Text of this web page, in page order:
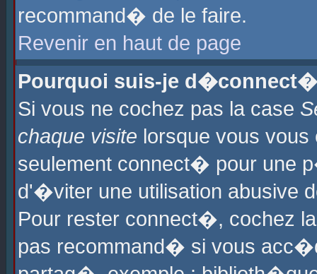
recommand� de le faire.
Revenir en haut de page
Pourquoi suis-je
Si vous ne cochez pas la case
chaque visite lorsque vous
seulement connect� pour une
d'�viter une utilisation abusive
Pour rester connect�, cochez
pas recommand� si vous